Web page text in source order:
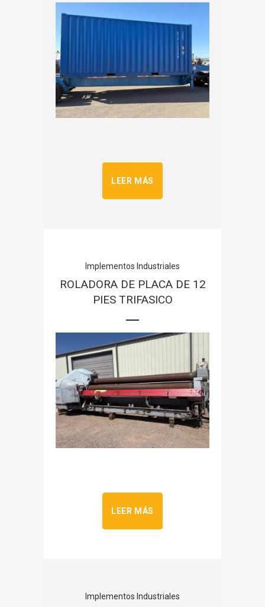
LEER MÁS
Implementos Industriales
ROLADORA DE PLACA DE 12
PIES TRIFASICO
LEER MÁS
Implementos Industriales